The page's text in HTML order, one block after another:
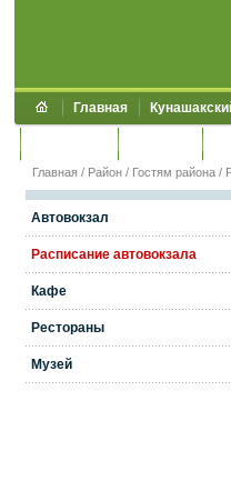
Главная
Главная / Район / Гостям района /
Автовокзал
Расписание автовокзала
Кафе
Рестораны
Музей